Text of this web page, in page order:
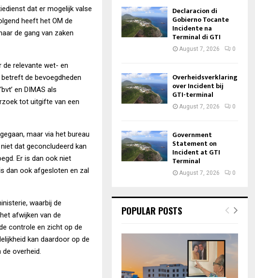
dat er mogelijk valse
heeft het OM de
de gang van zaken
relevante wet- en
de bevoegdheden
en DIMAS als
tot uitgifte van een
maar via het bureau
dat geconcludeerd kan
Er is dan ook niet
dan ook afgesloten en zal
waarbij de
afwijken van de
controle en zicht op de
kan daardoor op de
overheid.
Declaracion di
Gobierno Tocante
Incidente na
Terminal di GTI
August 7, 2026 0
Overheidsverklaring
over Incident bij
GTI-terminal
August 7, 2026 0
Government
Statement on
Incident at GTI
Terminal
August 7, 2026 0
POPULAR POSTS